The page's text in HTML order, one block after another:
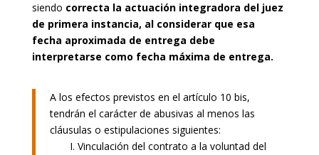
siendo correcta la actuación integradora del juez
de primera instancia, al considerar que esa
fecha aproximada de entrega debe
interpretarse como fecha máxima de entrega.
A los efectos previstos en el artículo 10 bis,
tendrán el carácter de abusivas al menos las
cláusulas o estipulaciones siguientes:
I. Vinculación del contrato a la voluntad del